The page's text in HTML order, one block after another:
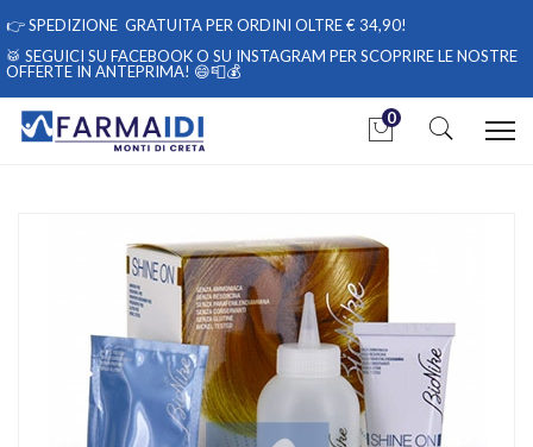
👉SPEDIZIONE GRATUITA PER ORDINI OLTRE € 34,90!
🥁 SEGUICI SU FACEBOOKO SU INSTAGRAM PER SCOPRIRE LE NOSTRE
OFFERTE IN ANTEPRIMA! 😄📮💰
0
Castano